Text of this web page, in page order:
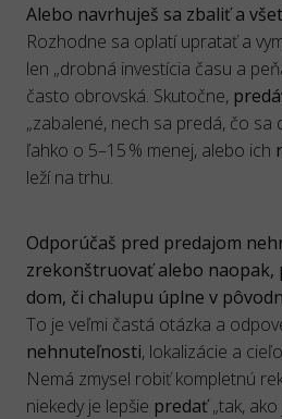
Alebo navrhuješ sa zbaliť a
Rozhodne sa oplatí upratať a
len „drobná investícia času a
často obrovská. Skutočne,
„zabalené, nech sa predá, čo sa
ľahko o 5–15 % menej, alebo ich
leží na trhu.
Odporúčaš pred predajom
zrekonštruovať alebo naopak,
dom, či chalupu úplne v
To je veľmi častá otázka a
nehnuteľnosti, lokalizácie a
Nemá zmysel robiť kompletnú
niekedy je lepšie predať„tak, ako